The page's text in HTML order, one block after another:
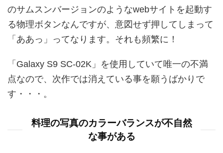
のサムスンバージョンのようなwebサイトを起動す
る物理ボタンなんですが、意図せず押してしまって
「ああっ」ってなります。それも頻繁に！
「Galaxy S9 SC-02K」を使用していて唯一の不満
点なので、次作では消えている事を願うばかりで
す・・・。
料理の写真のカラーバランスが不自然
な事がある